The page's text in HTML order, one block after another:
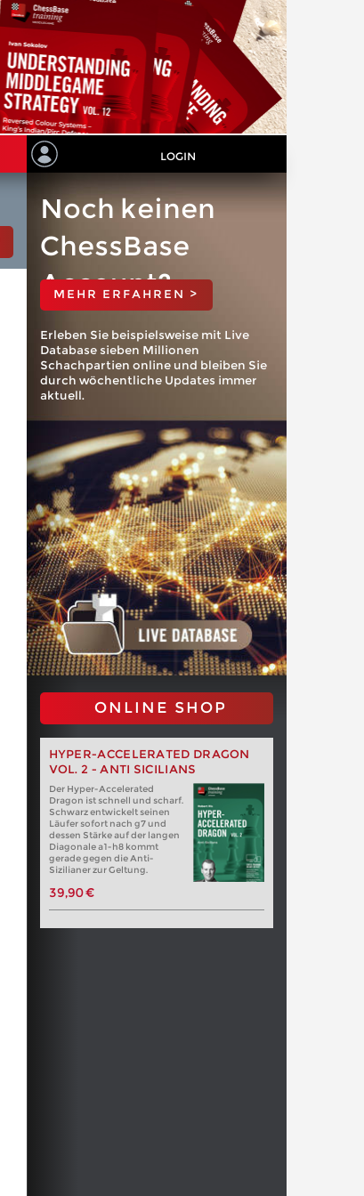
LOGIN
Noch keinen
ChessBase
Account?
MEHR ERFAHREN >
Erleben Sie beispielsweise mit Live
Database sieben Millionen
Schachpartien online und bleiben Sie
durch wöchentliche Updates immer
aktuell.
ONLINE SHOP
HYPER-ACCELERATED DRAGON
VOL. 2 - ANTI SICILIANS
Der Hyper-Accelerated
Dragon ist schnell und scharf.
Schwarz entwickelt seinen
Läufer sofort nach g7 und
dessen Stärke auf der langen
Diagonale a1-h8 kommt
gerade gegen die Anti-
Sizilianer zur Geltung.
39,90 €